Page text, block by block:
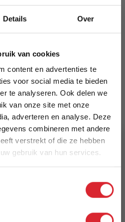
Details Over
van cookies
content en advertenties te
voor social media te bieden
te analyseren. Ook delen we
van onze site met onze
adverteren en analyse. Deze
combineren met andere
verstrekt of die ze hebben
gebruik van hun services.
levenslange garantie.
solide afwerking,
inclusief transparante